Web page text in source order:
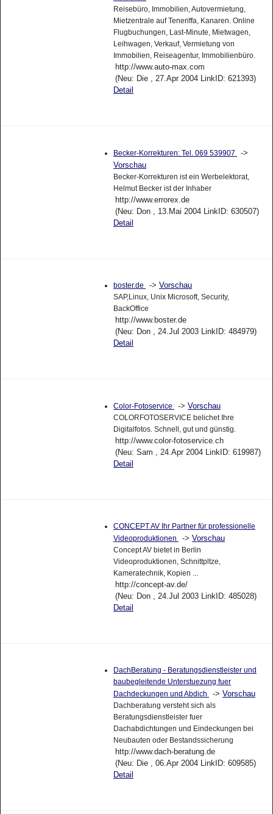
Reisebüro, Immobilien, Autovermietung,
Mietzentrale auf Teneriffa, Kanaren. Online
Flugbuchungen, Last-Minute, Mietwagen,
Leihwagen, Verkauf, Vermietung von
Immobilien, Reiseagentur, Immobilienbüro.
http://www.auto-max.com
(Neu: Die , 27.Apr 2004 LinkID: 621393)
Detail
Becker-Korrekturen: Tel. 069 539907
->
Vorschau
Becker-Korrekturen ist ein Werbelektorat,
Helmut Becker ist der Inhaber
http://www.errorex.de
(Neu: Don , 13.Mai 2004 LinkID: 630507)
Detail
boster.de -> Vorschau
SAP,Linux, Unix Microsoft, Security,
BackOffice
http://www.boster.de
(Neu: Don , 24.Jul 2003 LinkID: 484979)
Detail
Color-Fotoservice -> Vorschau
COLORFOTOSERVICE belichet Ihre
Digitalfotos. Schnell, gut und günstig.
http://www.color-fotoservice.ch
(Neu: Sam , 24.Apr 2004 LinkID: 619987)
Detail
CONCEPT AV Ihr Partner für professionelle
Videoproduktionen
-> Vorschau
Concept AV bietet in Berlin
Videoproduktionen, Schnittpltze,
Kameratechnik, Kopien ...
http://concept-av.de/
(Neu: Don , 24.Jul 2003 LinkID: 485028)
Detail
DachBeratung - Beratungsdienstleister und
baubegleitende Unterstuezung fuer
Dachdeckungen und Abdich
-> Vorschau
Dachberatung versteht sich als
Beratungsdienstleister fuer
Dachabdichtungen und Eindeckungen bei
Neubauten oder Bestandssicherung
http://www.dach-beratung.de
(Neu: Die , 06.Apr 2004 LinkID: 609585)
Detail